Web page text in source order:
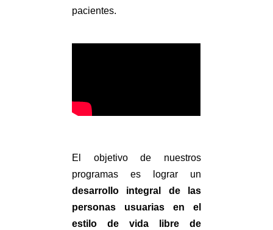
pacientes.
El objetivo de nuestros
programas es lograr un
desarrollo integral de las
personas usuarias en el
estilo de vida libre de